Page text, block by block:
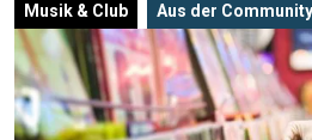
Musik & Club Aus der Community